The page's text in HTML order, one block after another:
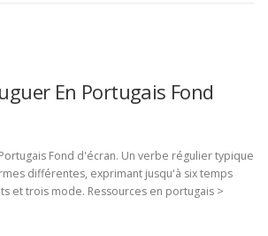
En Portugais Fond
Fond d'écran. Un verbe régulier typique
différentes, exprimant jusqu'à six temps
et trois mode. Ressources en portugais >